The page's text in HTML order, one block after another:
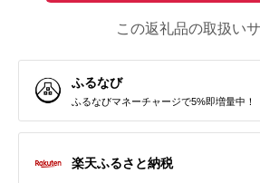
この返礼品の取扱い
ふるなび
ふるなびマネーチャージで5%即増量中！
楽天ふるさと納税